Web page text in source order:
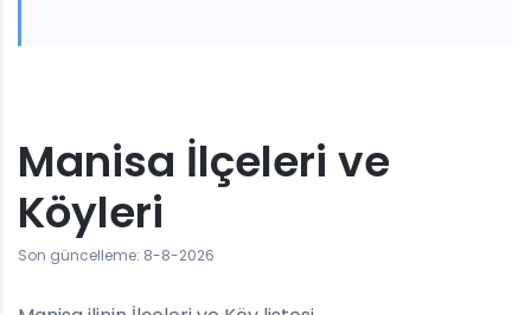
Manisa İlçeleri ve
Köyleri
Son güncelleme: 8-8-2026